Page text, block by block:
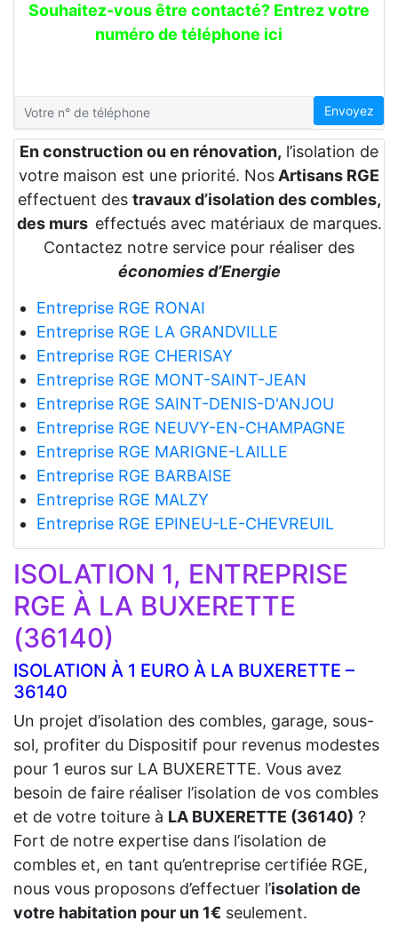
Souhaitez-vous être contacté? Entrez votre
numéro de téléphone ici
Envoyez
En construction ou en rénovation, l’isolation de
votre maison est une priorité. Nos Artisans RGE
effectuent des travaux d’isolation des combles,
des murs effectués avec matériaux de marques.
Contactez notre service pour réaliser des
économies d’Energie
Entreprise RGE RONAI
Entreprise RGE LA GRANDVILLE
Entreprise RGE CHERISAY
Entreprise RGE MONT-SAINT-JEAN
Entreprise RGE SAINT-DENIS-D'ANJOU
Entreprise RGE NEUVY-EN-CHAMPAGNE
Entreprise RGE MARIGNE-LAILLE
Entreprise RGE BARBAISE
Entreprise RGE MALZY
Entreprise RGE EPINEU-LE-CHEVREUIL
ISOLATION 1, ENTREPRISE
RGE À LA BUXERETTE
(36140)
ISOLATION À 1 EURO À LA BUXERETTE –
36140
Un projet d’isolation des combles, garage, sous-
sol, profiter du Dispositif pour revenus modestes
pour 1 euros sur LA BUXERETTE. Vous avez
besoin de faire réaliser l’isolation de vos combles
et de votre toiture à LA BUXERETTE (36140) ?
Fort de notre expertise dans l’isolation de
combles et, en tant qu’entreprise certifiée RGE,
nous vous proposons d’effectuer l’isolation de
votre habitation pour un 1€ seulement.